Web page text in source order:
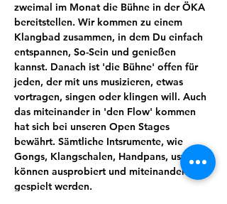
zweimal im Monat die Bühne in der ÖKA
bereitstellen. Wir kommen zu einem
Klangbad zusammen, in dem Du einfach
entspannen, So-Sein und genießen
kannst. Danach ist 'die Bühne' offen für
jeden, der mit uns musizieren, etwas
vortragen, singen oder klingen will. Auch
das miteinander in 'den Flow' kommen
hat sich bei unseren Open Stages
bewährt. Sämtliche Intsrumente, wie
Gongs, Klangschalen, Handpans, usw.
können ausprobiert und miteinander
gespielt werden.